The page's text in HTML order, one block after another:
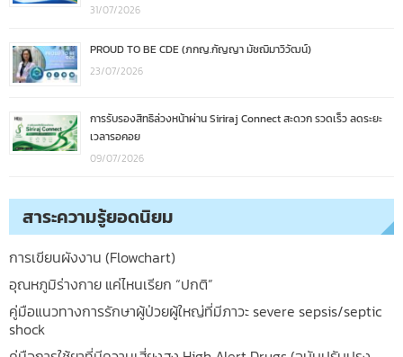
31/07/2026
PROUD TO BE CDE (ภกญ.กัญญา มัชฌิมาวิวัฒน์)
23/07/2026
การรับรองสิทธิล่วงหน้าผ่าน Siriraj Connect สะดวก รวดเร็ว ลดระยะ
เวลารอคอย
09/07/2026
สาระความรู้ยอดนิยม
การเขียนผังงาน (Flowchart)
อุณหภูมิร่างกาย แค่ไหนเรียก “ปกติ”
คู่มือแนวทางการรักษาผู้ป่วยผู้ใหญ่ที่มีภาวะ severe sepsis/septic
shock